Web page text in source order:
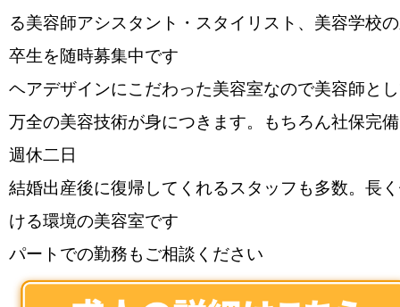
る美容師アシスタント・スタイリスト、美容学校
卒生を随時募集中です
ヘアデザインにこだわった美容室なので美容師と
万全の美容技術が身につきます。もちろん社保完
週休二日
結婚出産後に復帰してくれるスタッフも多数。長
ける環境の美容室です
パートでの勤務もご相談ください